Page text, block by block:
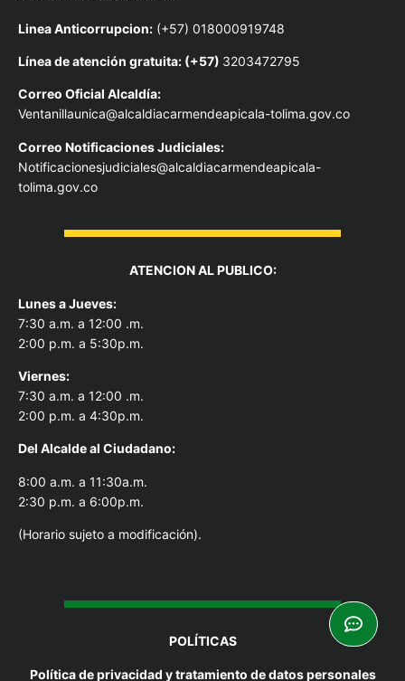
Linea Anticorrupcion: (+57) 018000919748
Línea de atención gratuita: (+57) 3203472795
Correo Oficial Alcaldía:
Ventanillaunica@alcaldiacarmendeapicala-tolima.gov.co
Correo Notificaciones Judiciales:
Notificacionesjudiciales@alcaldiacarmendeapicala-
tolima.gov.co
ATENCION AL PUBLICO:
Lunes a Jueves:
7:30 a.m. a 12:00 .m.
2:00 p.m. a 5:30p.m.
Viernes:
7:30 a.m. a 12:00 .m.
2:00 p.m. a 4:30p.m.
Del Alcalde al Ciudadano:
8:00 a.m. a 11:30a.m.
2:30 p.m. a 6:00p.m.
(Horario sujeto a modificación).
POLÍTICAS
Política de privacidad y tratamiento de datos personales